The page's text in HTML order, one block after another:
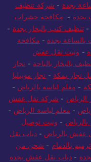
بجدة - شركة تنظيف
بجدة - مكافحة حشرات
-تنظيف كنب بالبخار بجدة -
بالساعة بجدة - مكافحة
- ونيت نقل عفش
بالبخار بالباحة - نجار
نجار بمكة - نجار موبيليا
- معلم لياسة بالرياض -
الرياض - شركة نقل عفش
- معلم لياسة الرياض -
- ونيت توصيل
عفش بالرياض -دباب نقل
بالدمام - شحن من
- دباب نقل عفش بجدة